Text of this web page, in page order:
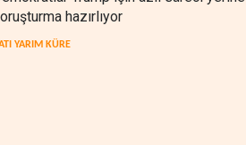
hazırlıyor
YARIM KÜRE